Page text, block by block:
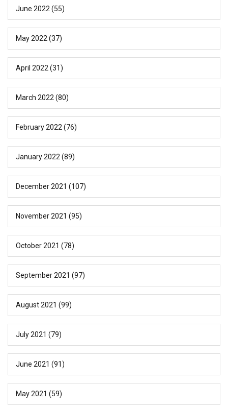
June 2022 (55)
May 2022 (37)
April 2022 (31)
March 2022 (80)
February 2022 (76)
January 2022 (89)
December 2021 (107)
November 2021 (95)
October 2021 (78)
September 2021 (97)
August 2021 (99)
July 2021 (79)
June 2021 (91)
May 2021 (59)